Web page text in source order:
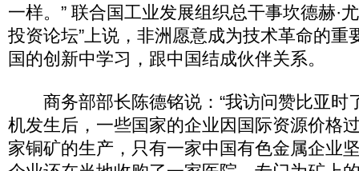
一样。” 联合国工业发展组织总干事坎德赫·
投资论坛”上说，非洲愿意成为技术革命的重
国的创新中学习，跟中国结成伙伴关系。
商务部部长陈德铭说：“我访问赞比亚时
机发生后，一些国家的企业因国际资源价格
家铜矿的生产，只有一家中国有色金属企业